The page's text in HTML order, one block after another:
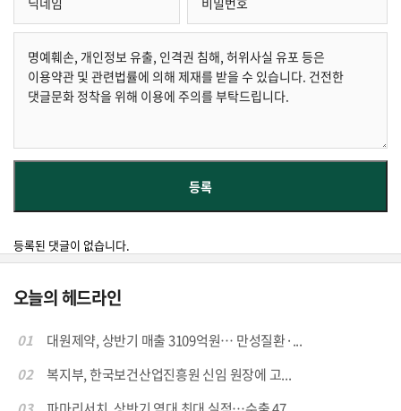
등록된 댓글이 없습니다.
오늘의 헤드라인
01
대원제약, 상반기 매출 3109억원… 만성질환·...
02
복지부, 한국보건산업진흥원 신임 원장에 고...